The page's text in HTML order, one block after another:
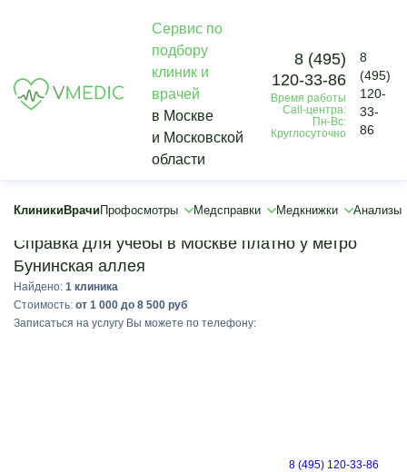
Сервис по
подбору
клиник и
врачей
в Москве
и Московской
области
8 (495)
120-33-86
Время работы
Call-центра:
Пн-Вс:
Круглосуточно
8
(495)
120-
33-
86
Клиники Врачи Профосмотры Медсправки Медкнижки Анализы
×
Справка для учебы в Москве платно у метро
Бунинская аллея
Найдено: 1 клиника
Стоимость: от 1 000 до 8 500 руб
Записаться на услугу Вы можете по телефону:
8 (495) 120-33-86